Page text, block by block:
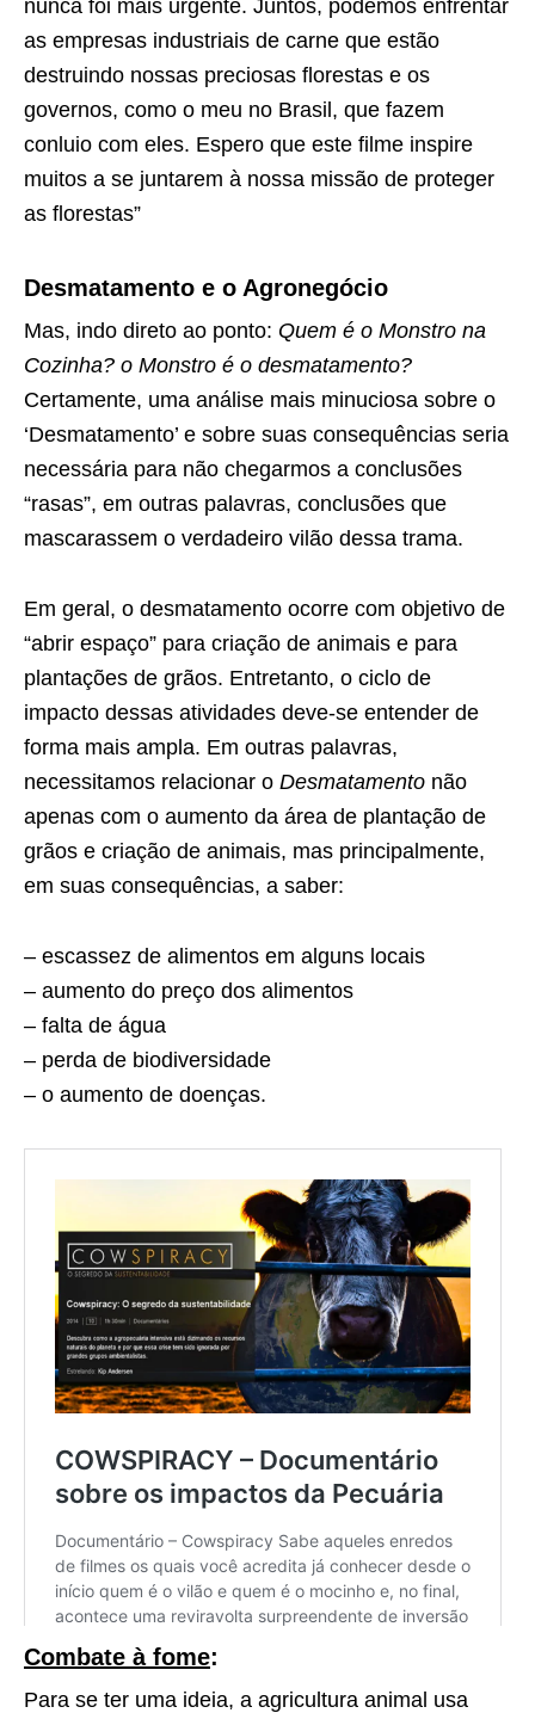
nunca foi mais urgente. Juntos, podemos enfrentar
as empresas industriais de carne que estão
destruindo nossas preciosas florestas e os
governos, como o meu no Brasil, que fazem
conluio com eles. Espero que este filme inspire
muitos a se juntarem à nossa missão de proteger
as florestas”
Desmatamento e o Agronegócio
Mas, indo direto ao ponto: Quem é o Monstro na
Cozinha? o Monstro é o desmatamento?
Certamente, uma análise mais minuciosa sobre o
‘Desmatamento’ e sobre suas consequências seria
necessária para não chegarmos a conclusões
“rasas”, em outras palavras, conclusões que
mascarassem o verdadeiro vilão dessa trama.
Em geral, o desmatamento ocorre com objetivo de
“abrir espaço” para criação de animais e para
plantações de grãos. Entretanto, o ciclo de
impacto dessas atividades deve-se entender de
forma mais ampla. Em outras palavras,
necessitamos relacionar o Desmatamento não
apenas com o aumento da área de plantação de
grãos e criação de animais, mas principalmente,
em suas consequências, a saber:
– escassez de alimentos em alguns locais
– aumento do preço dos alimentos
– falta de água
– perda de biodiversidade
– o aumento de doenças.
Combate à fome:
Para se ter uma ideia, a agricultura animal usa